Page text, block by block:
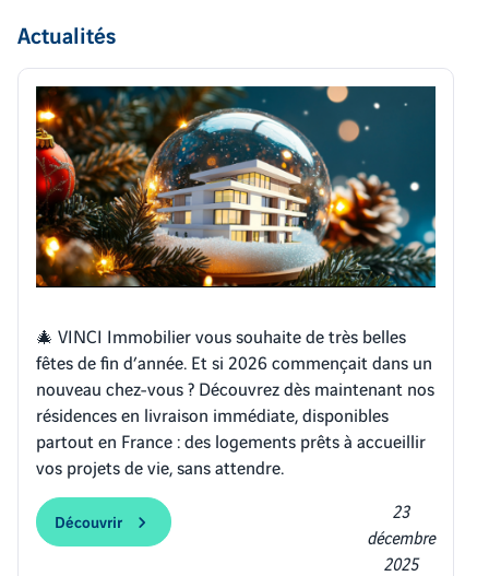
Actualités
🎄 VINCI Immobilier vous souhaite de très belles
fêtes de fin d’année. Et si 2026 commençait dans un
nouveau chez-vous ? Découvrez dès maintenant nos
résidences en livraison immédiate, disponibles
partout en France : des logements prêts à accueillir
vos projets de vie, sans attendre.
Découvrir
23
décembre
2025